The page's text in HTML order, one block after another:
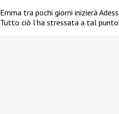
Emma tra pochi giorni inizierà
Tutto ciò l’ha stressata a tal